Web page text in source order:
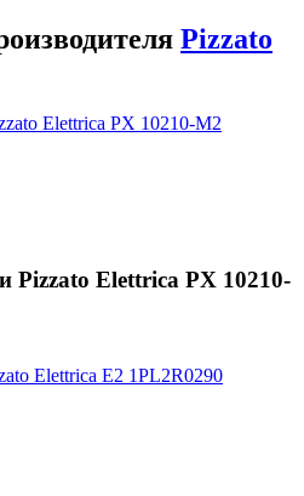
Pizzato
Elettrica PX 10210-